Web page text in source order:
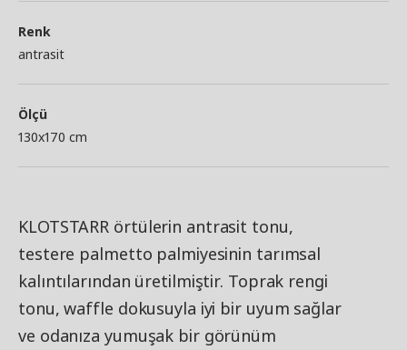
Renk
antrasit
Ölçü
130x170 cm
KLOTSTARR örtülerin antrasit tonu,
testere palmetto palmiyesinin tarımsal
kalıntılarından üretilmiştir. Toprak rengi
tonu, waffle dokusuyla iyi bir uyum sağlar
ve odanıza yumuşak bir görünüm